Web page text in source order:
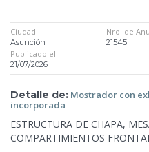
Ciudad:
Asunción
Nro. de
21545
Publicado el:
21/07/2026
Detalle de: Mostrador con
incorporada
ESTRUCTURA DE CHAPA,
COMPARTIMIENTOS